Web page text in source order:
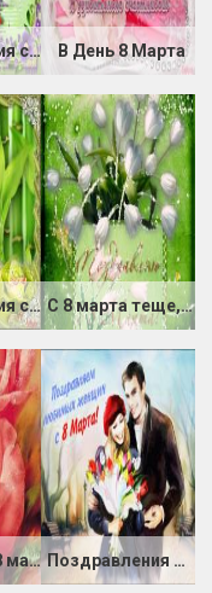
Поздравления с 8 марта женщинам В День 8 Марта
Поздравления с 8 Марта С 8 марта теще, маме
Анимация с 8 марта Поздравления открытка с 8 марта